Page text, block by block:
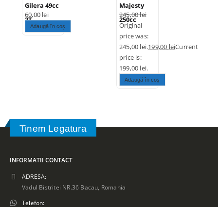
Gilera 49cc
2T
60,00 lei
Adaugă în coș
Majesty
250cc
245,00lei
Original
price was:
245,00 lei.199,00 leiCurrent
price is:
199,00 lei.
Adaugă în coș
Tinem Legatura
INFORMATII CONTACT
ADRESA:
Vadul Bistritei NR.36 Bacau, Romania
Telefon: